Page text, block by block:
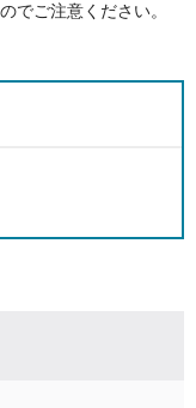
でご注意ください。